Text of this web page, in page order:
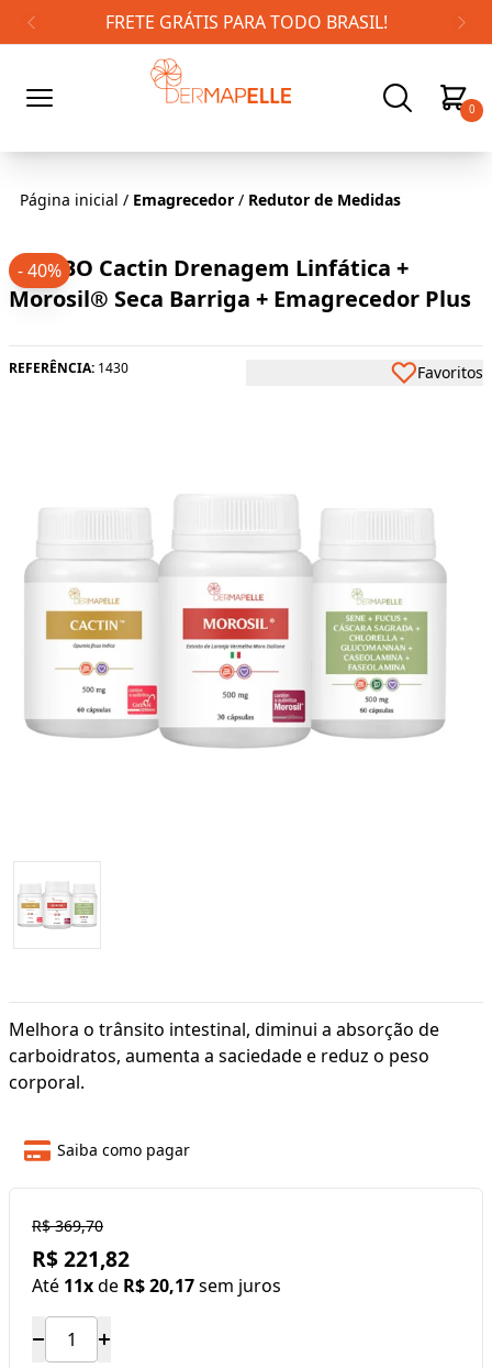
FRETE GRÁTIS PARA TODO BRASIL!
0
Página inicial / Emagrecedor / Redutor de Medidas
COMBO Cactin Drenagem Linfática +
Morosil® Seca Barriga + Emagrecedor Plus
REFERÊNCIA: 1430 Favoritos
- 40%
Melhora o trânsito intestinal, diminui a absorção de
carboidratos, aumenta a saciedade e reduz o peso
corporal.
Saiba como pagar
R$ 369,70
R$ 221,82
Até 11xde R$ 20,17sem juros